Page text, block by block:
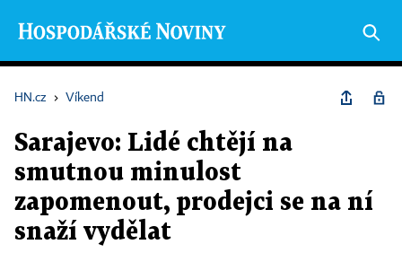
HN.cz › Víkend
Sarajevo: Lidé chtějí na
smutnou minulost
zapomenout, prodejci se na ní
snaží vydělat